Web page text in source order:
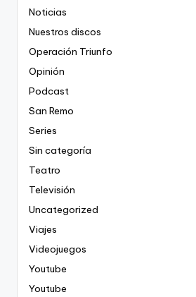
Noticias
Nuestros discos
Operación Triunfo
Opinión
Podcast
San Remo
Series
Sin categoría
Teatro
Televisión
Uncategorized
Viajes
Videojuegos
Youtube
Youtube